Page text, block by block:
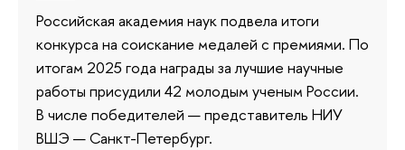
Российская академия наук подвела итоги
конкурса на соискание медалей с премиями. По
итогам 2025 года награды за лучшие научные
работы присудили 42 молодым ученым России.
В числе победителей — представитель НИУ
ВШЭ — Санкт-Петербург.